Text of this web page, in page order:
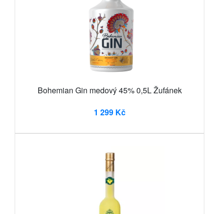
Bohemian Gin medový 45% 0,5L Žufánek
1 299 Kč